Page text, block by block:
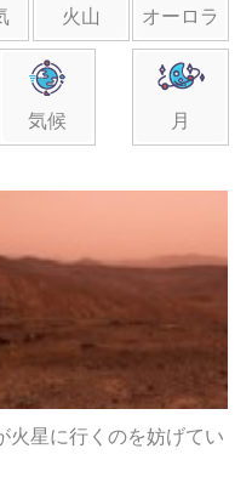
火山 オーロラ
気候 月
火星に行くのを妨げてい